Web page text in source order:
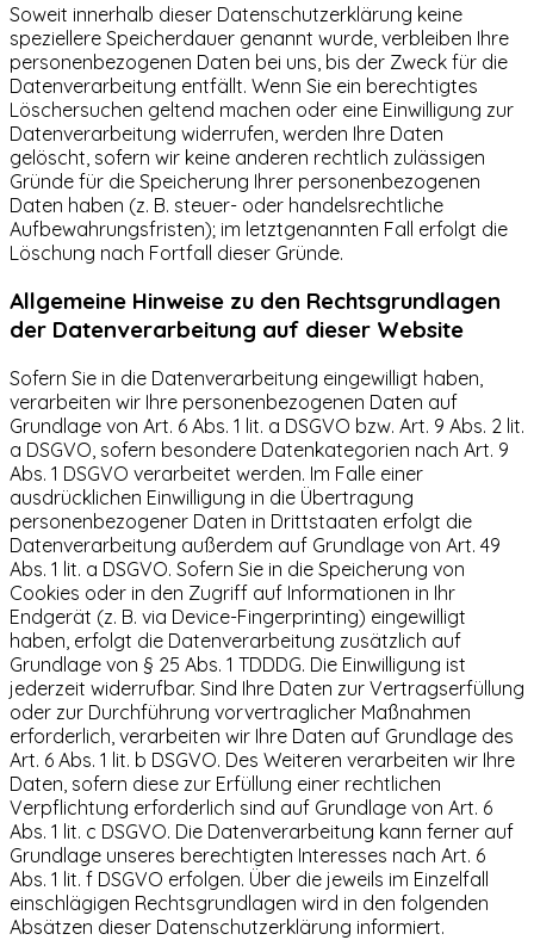
Soweit innerhalb dieser Datenschutzerklärung keine
speziellere Speicherdauer genannt wurde, verbleiben Ihre
personenbezogenen Daten bei uns, bis der Zweck für die
Datenverarbeitung entfällt. Wenn Sie ein berechtigtes
Löschersuchen geltend machen oder eine Einwilligung zur
Datenverarbeitung widerrufen, werden Ihre Daten
gelöscht, sofern wir keine anderen rechtlich zulässigen
Gründe für die Speicherung Ihrer personenbezogenen
Daten haben (z. B. steuer- oder handelsrechtliche
Aufbewahrungsfristen); im letztgenannten Fall erfolgt die
Löschung nach Fortfall dieser Gründe.
Allgemeine Hinweise zu den Rechtsgrundlagen
der Datenverarbeitung auf dieser Website
Sofern Sie in die Datenverarbeitung eingewilligt haben,
verarbeiten wir Ihre personenbezogenen Daten auf
Grundlage von Art. 6 Abs. 1 lit. a DSGVO bzw. Art. 9 Abs. 2 lit.
a DSGVO, sofern besondere Datenkategorien nach Art. 9
Abs. 1 DSGVO verarbeitet werden. Im Falle einer
ausdrücklichen Einwilligung in die Übertragung
personenbezogener Daten in Drittstaaten erfolgt die
Datenverarbeitung außerdem auf Grundlage von Art. 49
Abs. 1 lit. a DSGVO. Sofern Sie in die Speicherung von
Cookies oder in den Zugriff auf Informationen in Ihr
Endgerät (z. B. via Device-Fingerprinting) eingewilligt
haben, erfolgt die Datenverarbeitung zusätzlich auf
Grundlage von § 25 Abs. 1 TDDDG. Die Einwilligung ist
jederzeit widerrufbar. Sind Ihre Daten zur Vertragserfüllung
oder zur Durchführung vorvertraglicher Maßnahmen
erforderlich, verarbeiten wir Ihre Daten auf Grundlage des
Art. 6 Abs. 1 lit. b DSGVO. Des Weiteren verarbeiten wir Ihre
Daten, sofern diese zur Erfüllung einer rechtlichen
Verpflichtung erforderlich sind auf Grundlage von Art. 6
Abs. 1 lit. c DSGVO. Die Datenverarbeitung kann ferner auf
Grundlage unseres berechtigten Interesses nach Art. 6
Abs. 1 lit. f DSGVO erfolgen. Über die jeweils im Einzelfall
einschlägigen Rechtsgrundlagen wird in den folgenden
Absätzen dieser Datenschutzerklärung informiert.